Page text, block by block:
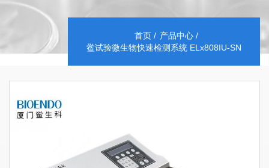
首页
产品中心
鲎试验微生物快速检测系统 ELx808IU-SN